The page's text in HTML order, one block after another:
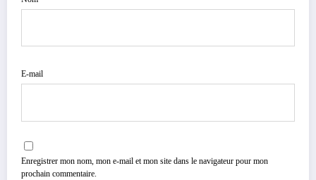
E-mail
Enregistrer mon nom, mon e-mail et mon site dans le navigateur pour mon
prochain commentaire.